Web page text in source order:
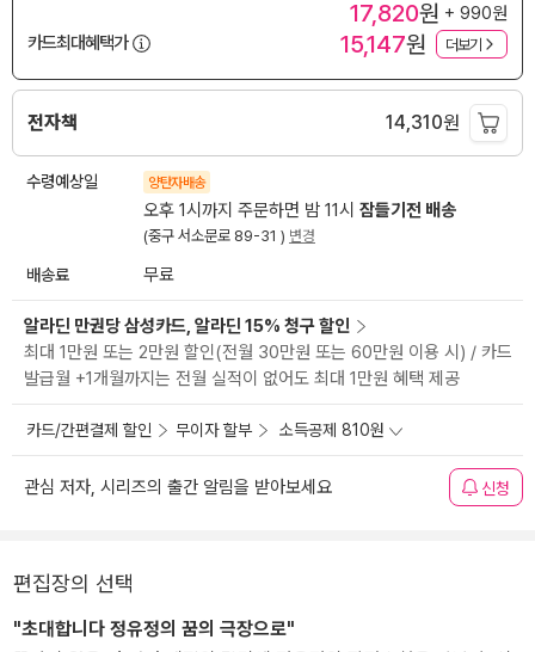
17,820원 + 990원
카드최대혜택가
15,147원 더보기
전자책 14,310원
수령예상일 양탄자배송
오후 1시까지 주문하면 밤 11시 잠들기전 배송
(중구 서소문로 89-31 ) 변경
배송료 무료
알라딘 만권당 삼성카드, 알라딘 15% 청구 할인
최대 1만원 또는 2만원 할인(전월 30만원 또는 60만원 이용 시) / 카드
발급월 +1개월까지는 전월 실적이 없어도 최대 1만원 혜택 제공
카드/간편결제 할인 무이자 할부 소득공제 810원
관심 저자, 시리즈의 출간 알림을 받아보세요 신청
편집장의 선택
"초대합니다 정유정의 꿈의 극장으로"